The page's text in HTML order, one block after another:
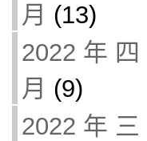
月 (13)
2022 年 四
月 (9)
2022 年 三